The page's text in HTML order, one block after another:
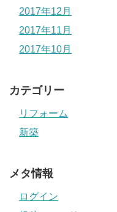
2017年12月
2017年11月
2017年10月
カテゴリー
リフォーム
新築
メタ情報
ログイン